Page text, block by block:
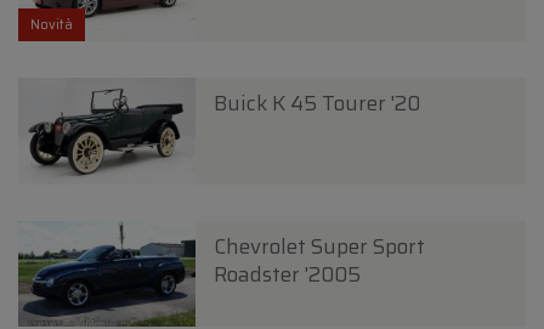
Novità
Buick K 45 Tourer '20
Chevrolet Super Sport
Roadster '2005